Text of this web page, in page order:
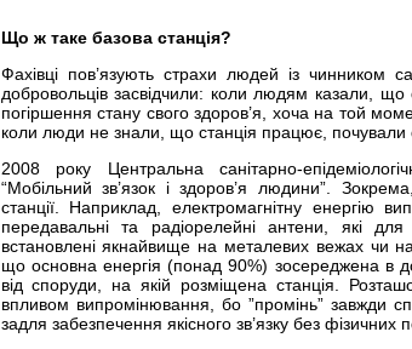
Що ж таке базова станція?
Фахівці пов’язують страхи людей із чинником
добровольців засвідчили: коли людям казали,
погіршення стану свого здоров’я, хоча на той
коли люди не знали, що станція працює,
2008 року Центральна санітарно-
“Мобільний зв’язок і здоров’я людини”.
станції. Наприклад, електромагнітну енергію
передавальні та радіорелейні антени, які
встановлені якнайвище на металевих вежах чи
що основна енергія (понад 90%) зосереджена в
від споруди, на якій розміщена станція.
впливом випромінювання, бо ”промінь” завжди
задля забезпечення якісного зв’язку без фізичних